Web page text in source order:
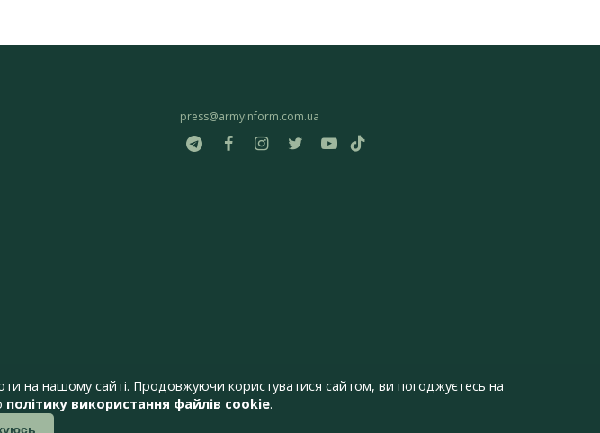
press@armyinform.com.ua
на нашому сайті. Продовжуючи користуватися сайтом, ви погоджуєтесь на
політику використання файлів cookie.